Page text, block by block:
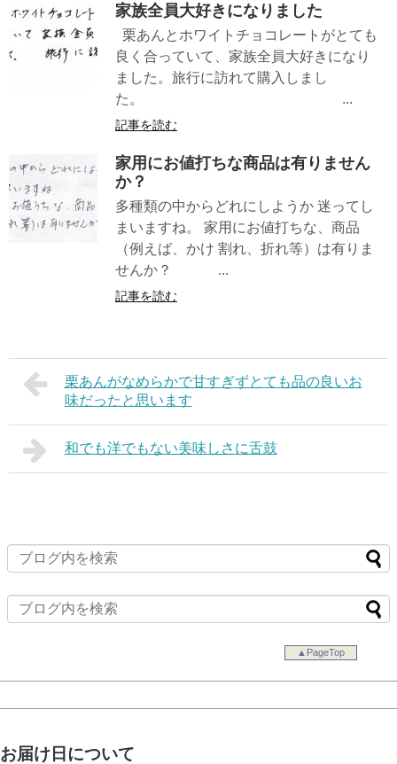
家族全員大好きになりました
栗あんとホワイトチョコレートがとても
良く合っていて、家族全員大好きになり
ました。旅行に訪れて購入しまし
た。 ...
記事を読む
家用にお値打ちな商品は有りません
か？
多種類の中からどれにしようか 迷ってし
まいますね。 家用にお値打ちな、商品
（例えば、かけ 割れ、折れ等）は有りま
せんか？ ...
記事を読む
栗あんがなめらかで甘すぎずとても品の良いお
味だったと思います
和でも洋でもない美味しさに舌鼓
▲PageTop
お届け日について